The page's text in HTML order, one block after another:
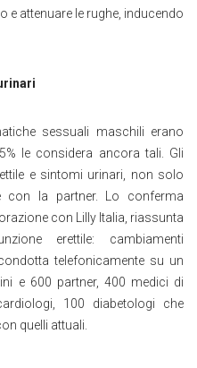
e attenuare le rughe, inducendo
sessuali maschili erano
le considera ancora tali. Gli
e sintomi urinari, non solo
la partner. Lo conferma
con Lilly Italia, riassunta
erettile: cambiamenti
telefonicamente su un
e 600 partner, 400 medici di
100 diabetologi che
quelli attuali.